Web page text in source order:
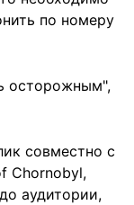
по номеру
осторожным",
совместно с
Chornobyl,
аудитории,